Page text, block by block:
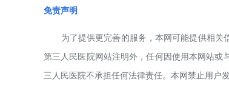
免责声明
为了提供更完善的服务，本网可能提供相关信
第三 人民医院 网站注明外，任何因使用本网站或
三 人民医院不承担任何法律责任。本网禁止用户